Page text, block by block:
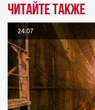
Читайте также
24.07